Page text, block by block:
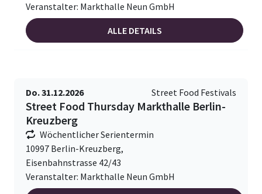
Veranstalter: Markthalle Neun GmbH
ALLE DETAILS
Do. 31.12.2026 Street Food Festivals
Street Food Thursday Markthalle Berlin-
Kreuzberg
Wöchentlicher Serientermin
10997 Berlin-Kreuzberg,
Eisenbahnstrasse 42/43
Veranstalter: Markthalle Neun GmbH